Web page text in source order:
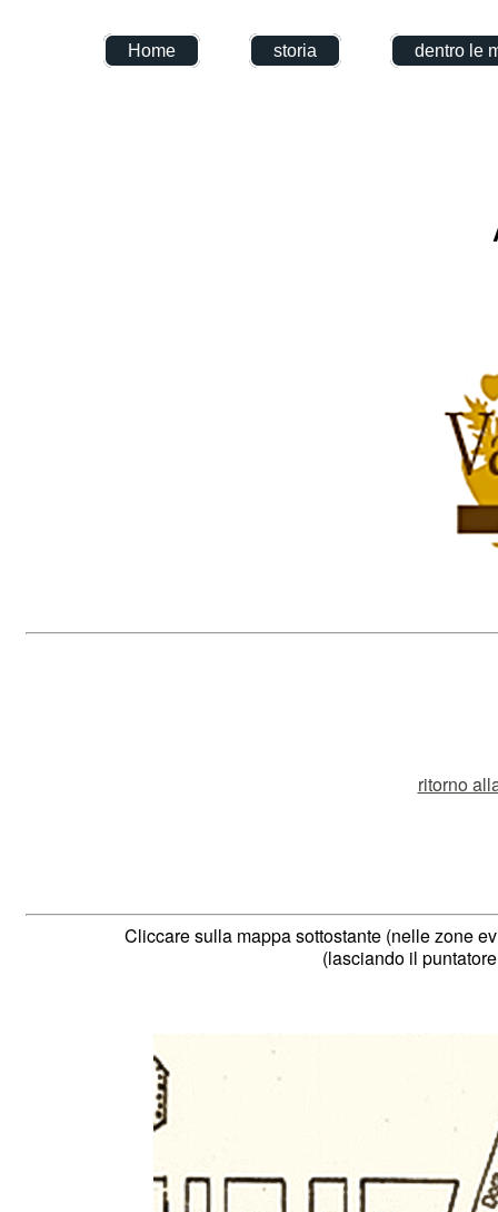
Home storia dentro le
ritorno
Cliccare sulla mappa sottostante (nelle zone
(lasciando il